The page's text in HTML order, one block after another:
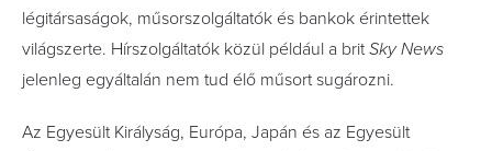
légitársaságok, műsorszolgáltatók és bankok érintettek
világszerte. Hírszolgáltatók közül például a britSky News
jelenleg egyáltalán nem tud élő műsort sugározni.
Az Egyesült Királyság, Európa, Japán és az Egyesült